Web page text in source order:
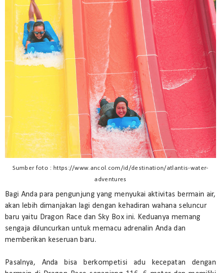
Sumber foto : https://www.ancol.com/id/destination/atlantis-water-
adventures
Bagi Anda para pengunjung yang menyukai aktivitas bermain air,
akan lebih dimanjakan lagi dengan kehadiran wahana seluncur
baru yaitu Dragon Race dan Sky Box ini. Keduanya memang
sengaja diluncurkan untuk memacu adrenalin Anda dan
memberikan keseruan baru.
Pasalnya, Anda bisa berkompetisi adu kecepatan dengan